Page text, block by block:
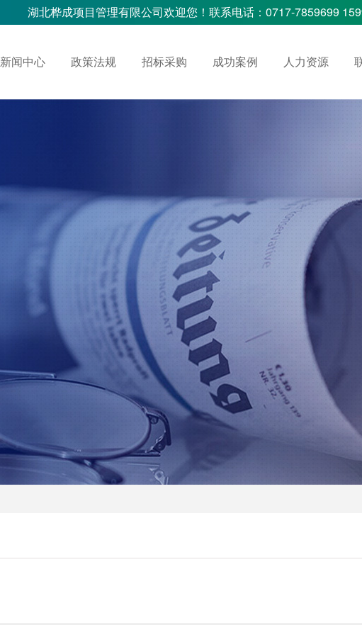
湖北桦成项目管理有限公司欢迎您！联系电话：0717-7859699
新闻中心 政策法规 招标采购 成功案例 人力资源